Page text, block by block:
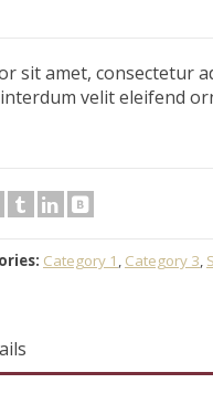
sit amet, consectetur
velit eleifend
Category 1 , Category 3,